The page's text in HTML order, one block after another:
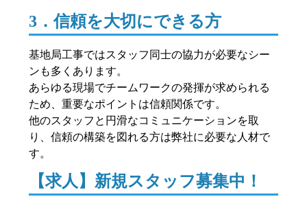
3．信頼を大切にできる方
基地局工事ではスタッフ同士の協力が必要なシー
ンも多くあります。
あらゆる現場でチームワークの発揮が求められる
ため、重要なポイントは信頼関係です。
他のスタッフと円滑なコミュニケーションを取
り、信頼の構築を図れる方は弊社に必要な人材で
す。
【求人】新規スタッフ募集中！